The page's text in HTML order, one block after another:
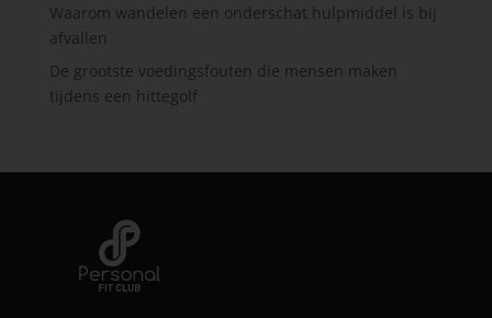
Waarom wandelen een onderschat hulpmiddel is bij
afvallen
De grootste voedingsfouten die mensen maken
tijdens een hittegolf